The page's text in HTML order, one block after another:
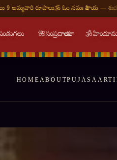
శివాయ — శుభ దినం🪔 శ్రావణ మాసం — ప్రతి
🌺సంప్రదాయాలు 🕉
HOME ABOUTPUJASAARTI